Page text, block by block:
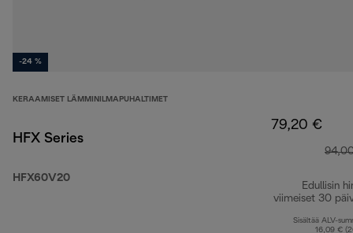
-24 %
KERAAMISET LÄMMINILMAPUHALTIMET
HFX Series
HFX60V20
79,20 €
Edullisin
viimeiset 30
Sisältää ALV-
16,09 €